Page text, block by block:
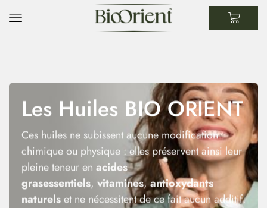
Les Huiles BIO ORIENT
Ces huiles ne subissent aucune modification
chimique ou physique : elles préservent ainsi leur
pleine teneur en acides
grasessentiels, vitamines,antioxydants
naturelset ne nécessitent de ce fait aucun additif.